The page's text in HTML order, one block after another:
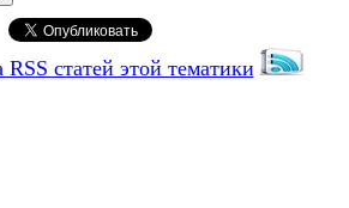
статей этой тематики